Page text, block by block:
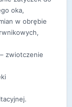
oka,
w obrębie
zwiotczenie